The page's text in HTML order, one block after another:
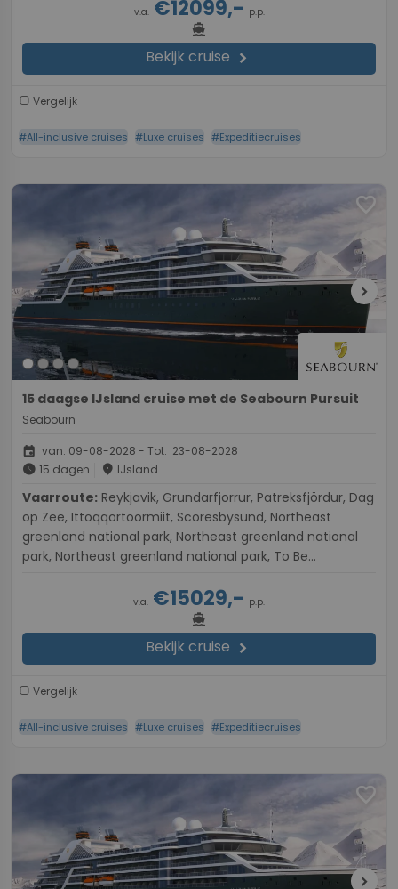
v.a.€12099,- p.p.
directions_boat
Bekijk cruise chevron_right
Vergelijk
#All-inclusive cruises #Luxe cruises #Expeditiecruises
favorite
chevron_right
15 daagse IJsland cruise met de Seabourn Pursuit
Seabourn
event van: 09-08-2028 - Tot: 23-08-2028
schedule 15 dagen place IJsland
Vaarroute:
op Zee, Ittoqqortoormiit, Scoresbysund, Northeast
greenland national park, Northeast greenland national
park, Northeast greenland national park, To Be
The Outer Islands of Heimaey, Reykjavik
v.a. €15029,- p.p.
directions_boat
Bekijk cruise chevron_right
Vergelijk
#All-inclusive cruises #Luxe cruises #Expeditiecruises
favorite
chevron_right